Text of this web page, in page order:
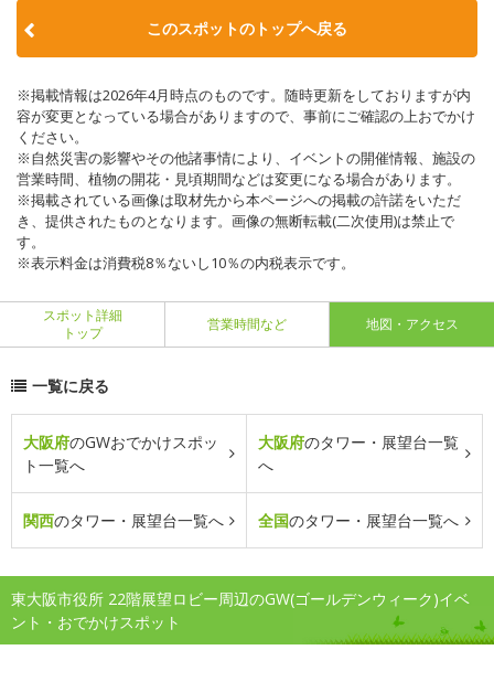
このスポットのトップへ戻る
※掲載情報は2026年4月時点のものです。随時更新をしておりますが内
容が変更となっている場合がありますので、事前にご確認の上おでかけ
ください。
※自然災害の影響やその他諸事情により、イベントの開催情報、施設の
営業時間、植物の開花・見頃期間などは変更になる場合があります。
※掲載されている画像は取材先から本ページへの掲載の許諾をいただ
き、提供されたものとなります。画像の無断転載(二次使用)は禁止で
す。
※表示料金は消費税8％ないし10％の内税表示です。
スポット詳細
トップ
営業時間など 地図・アクセス
一覧に戻る
大阪府のGWおでかけスポッ
ト一覧へ
大阪府のタワー・展望台一覧
へ
関西のタワー・展望台一覧へ 全国のタワー・展望台一覧へ
東大阪市役所 22階展望ロビー周辺のGW(ゴールデンウィーク)イベ
ント・おでかけスポット